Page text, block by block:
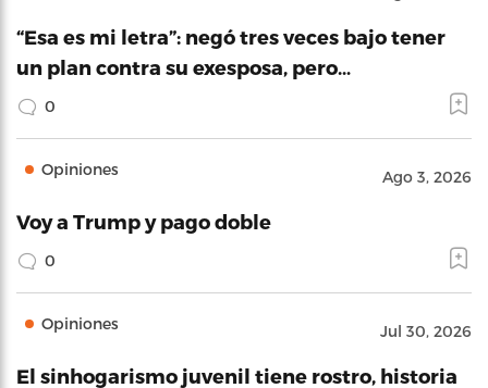
“Esa es mi letra”: negó tres veces bajo tener
un plan contra su exesposa, pero…
0
Opiniones Ago 3, 2026
Voy a Trump y pago doble
0
Opiniones Jul 30, 2026
El sinhogarismo juvenil tiene rostro, historia